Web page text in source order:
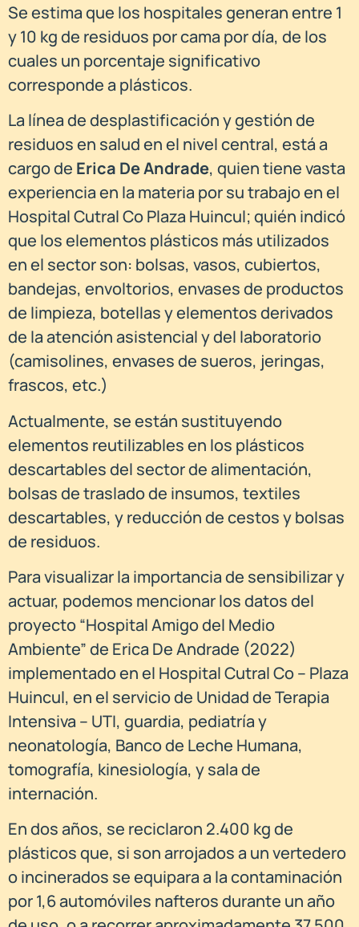
Se estima que los hospitales generan entre 1
y 10 kg de residuos por cama por día, de los
cuales un porcentaje significativo
corresponde a plásticos.
La línea de desplastificación y gestión de
residuos en salud en el nivel central, está a
cargo de Erica De Andrade, quien tiene vasta
experiencia en la materia por su trabajo en el
Hospital Cutral Co Plaza Huincul; quién indicó
que los elementos plásticos más utilizados
en el sector son: bolsas, vasos, cubiertos,
bandejas, envoltorios, envases de productos
de limpieza, botellas y elementos derivados
de la atención asistencial y del laboratorio
(camisolines, envases de sueros, jeringas,
frascos, etc.)
Actualmente, se están sustituyendo
elementos reutilizables en los plásticos
descartables del sector de alimentación,
bolsas de traslado de insumos, textiles
descartables, y reducción de cestos y bolsas
de residuos.
Para visualizar la importancia de sensibilizar y
actuar, podemos mencionar los datos del
proyecto “Hospital Amigo del Medio
Ambiente” de Erica De Andrade (2022)
implementado en el Hospital Cutral Co – Plaza
Huincul, en el servicio de Unidad de Terapia
Intensiva – UTI, guardia, pediatría y
neonatología, Banco de Leche Humana,
tomografía, kinesiología, y sala de
internación.
En dos años, se reciclaron 2.400 kg de
plásticos que, si son arrojados a un vertedero
o incinerados se equipara a la contaminación
por 1,6 automóviles nafteros durante un año